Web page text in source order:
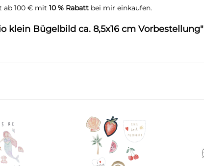
ab 100 € mit 10 % Rabatt bei mir einkaufen.
klein Bügelbild ca. 8,5x16 cm Vorbestellung"